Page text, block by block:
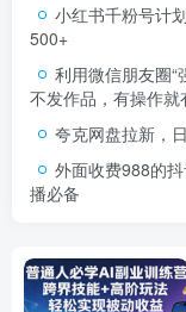
小红书千粉号计
500+
利用微信朋友圈“
不发作品，有操作
夸克网盘拉新，
外面收费988的
播必备